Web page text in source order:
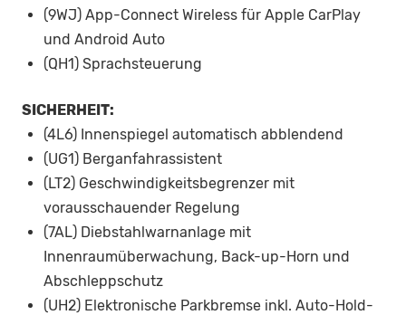
(9WJ) App-Connect Wireless für Apple CarPlay
und Android Auto
(QH1) Sprachsteuerung
SICHERHEIT:
(4L6) Innenspiegel automatisch abblendend
(UG1) Berganfahrassistent
(LT2) Geschwindigkeitsbegrenzer mit
vorausschauender Regelung
(7AL) Diebstahlwarnanlage mit
Innenraumüberwachung, Back-up-Horn und
Abschleppschutz
(UH2) Elektronische Parkbremse inkl. Auto-Hold-